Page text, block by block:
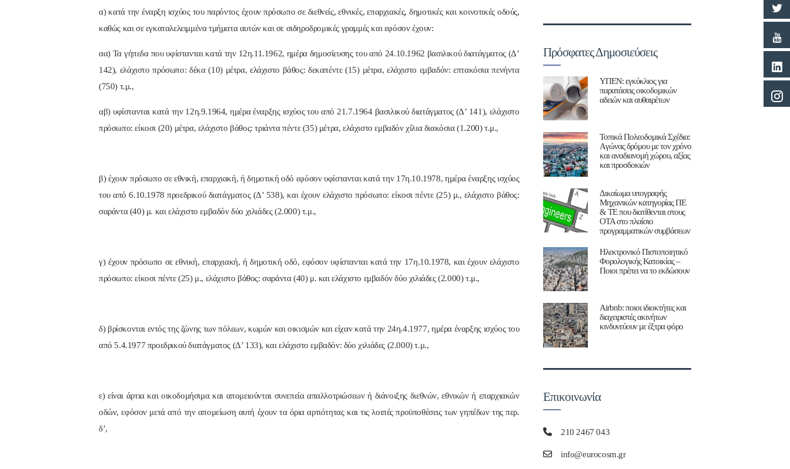
α) κατά την έναρξη ισχύος του παρόντος έχουν πρόσωπο σε διεθνείς, εθνικές, επαρχιακές, δημοτικές και κοινοτικές οδούς,
καθώς και σε εγκαταλελειμμένα τμήματα αυτών και σε σιδηροδρομικές γραμμές και εφόσον έχουν:
αα) Τα γήπεδα που υφίστανται κατά την 12η.11.1962, ημέρα δημοσίευσης του από 24.10.1962 βασιλικού διατάγματος (Δ’
142), ελάχιστο πρόσωπο: δέκα (10) μέτρα, ελάχιστο βάθος: δεκαπέντε (15) μέτρα, ελάχιστο εμβαδόν: επτακόσια πενήντα
(750) τ.μ.,
αβ) υφίστανται κατά την 12η.9.1964, ημέρα έναρξης ισχύος του από 21.7.1964 βασιλικού διατάγματος (Δ’ 141), ελάχιστο
πρόσωπο: είκοσι (20) μέτρα, ελάχιστο βάθος: τριάντα πέντε (35) μέτρα, ελάχιστο εμβαδόν χίλια διακόσια (1.200) τ.μ.,
β) έχουν πρόσωπο σε εθνική, επαρχιακή, ή δημοτική οδό εφόσον υφίστανται κατά την 17η.10.1978, ημέρα έναρξης ισχύος
του από 6.10.1978 προεδρικού διατάγματος (Δ’ 538), και έχουν ελάχιστο πρόσωπο: είκοσι πέντε (25) μ., ελάχιστο βάθος:
σαράντα (40) μ. και ελάχιστο εμβαδόν δύο χιλιάδες (2.000) τ.μ.,
γ) έχουν πρόσωπο σε εθνική, επαρχιακή, ή δημοτική οδό, εφόσον υφίστανται κατά την 17η.10.1978, και έχουν ελάχιστο
πρόσωπο: είκοσι πέντε (25) μ., ελάχιστο βάθος: σαράντα (40) μ. και ελάχιστο εμβαδόν δύο χιλιάδες (2.000) τ.μ.,
δ) βρίσκονται εντός της ζώνης των πόλεων, κωμών και οικισμών και είχαν κατά την 24η.4.1977, ημέρα έναρξης ισχύος του
από 5.4.1977 προεδρικού διατάγματος (Δ’ 133), και ελάχιστο εμβαδόν: δύο χιλιάδες (2.000) τ.μ.,
ε) είναι άρτια και οικοδομήσιμα και απομειούνται συνεπεία απαλλοτριώσεων ή διάνοιξης διεθνών, εθνικών ή επαρχιακών
οδών, εφόσον μετά από την απομείωση αυτή έχουν τα όρια αρτιότητας και τις λοιπές προϋποθέσεις των γηπέδων της περ.
δ’,
Πρόσφατες Δημοσιεύσεις
ΥΠΕΝ: εγκύκλιος για
παρατάσεις οικοδομικών
αδειών και αυθαιρέτων
Τοπικά Πολεοδομικά Σχέδια:
Aγώνας δρόμου με τον χρόνο
και αναδιανομή χώρου, αξίας
και προσδοκιών
Δικαίωμα υπογραφής
Μηχανικών κατηγορίας ΠΕ
& ΤΕ που διατίθενται στους
ΟΤΑ στο πλαίσιο
προγραμματικών συμβάσεων
Ηλεκτρονικό Πιστοποιητικό
Φορολογικής Κατοικίας –
Ποιοι πρέπει να το εκδώσουν
Airbnb: ποιοι ιδιοκτήτες και
διαχειριστές ακινήτων
κινδυνεύουν με έξτρα φόρο
Επικοινωνία
210 2467 043
info@eurocosm.gr